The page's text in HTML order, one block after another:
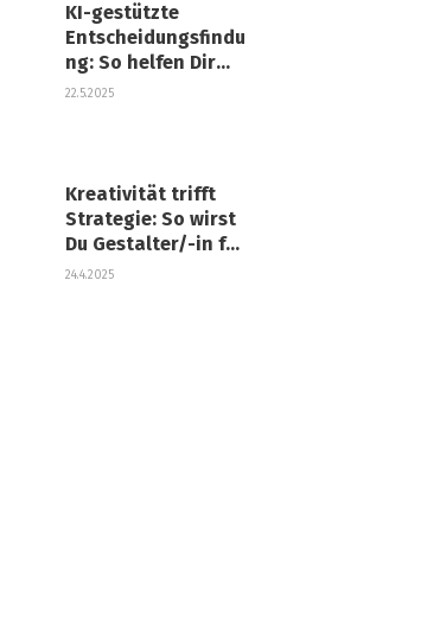
KI-gestützte
Entscheidungsfindu
ng: So helfen Dir
Algorithmen beim
22.5.2025
Kreativität trifft
Strategie: So wirst
Du Gestalter/-in für
visuelles Marketing
24.4.2025